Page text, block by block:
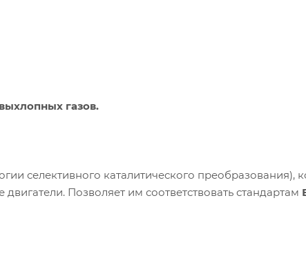
газов.
селективного каталитического преобразования),
Позволяет им соответствовать стандартам